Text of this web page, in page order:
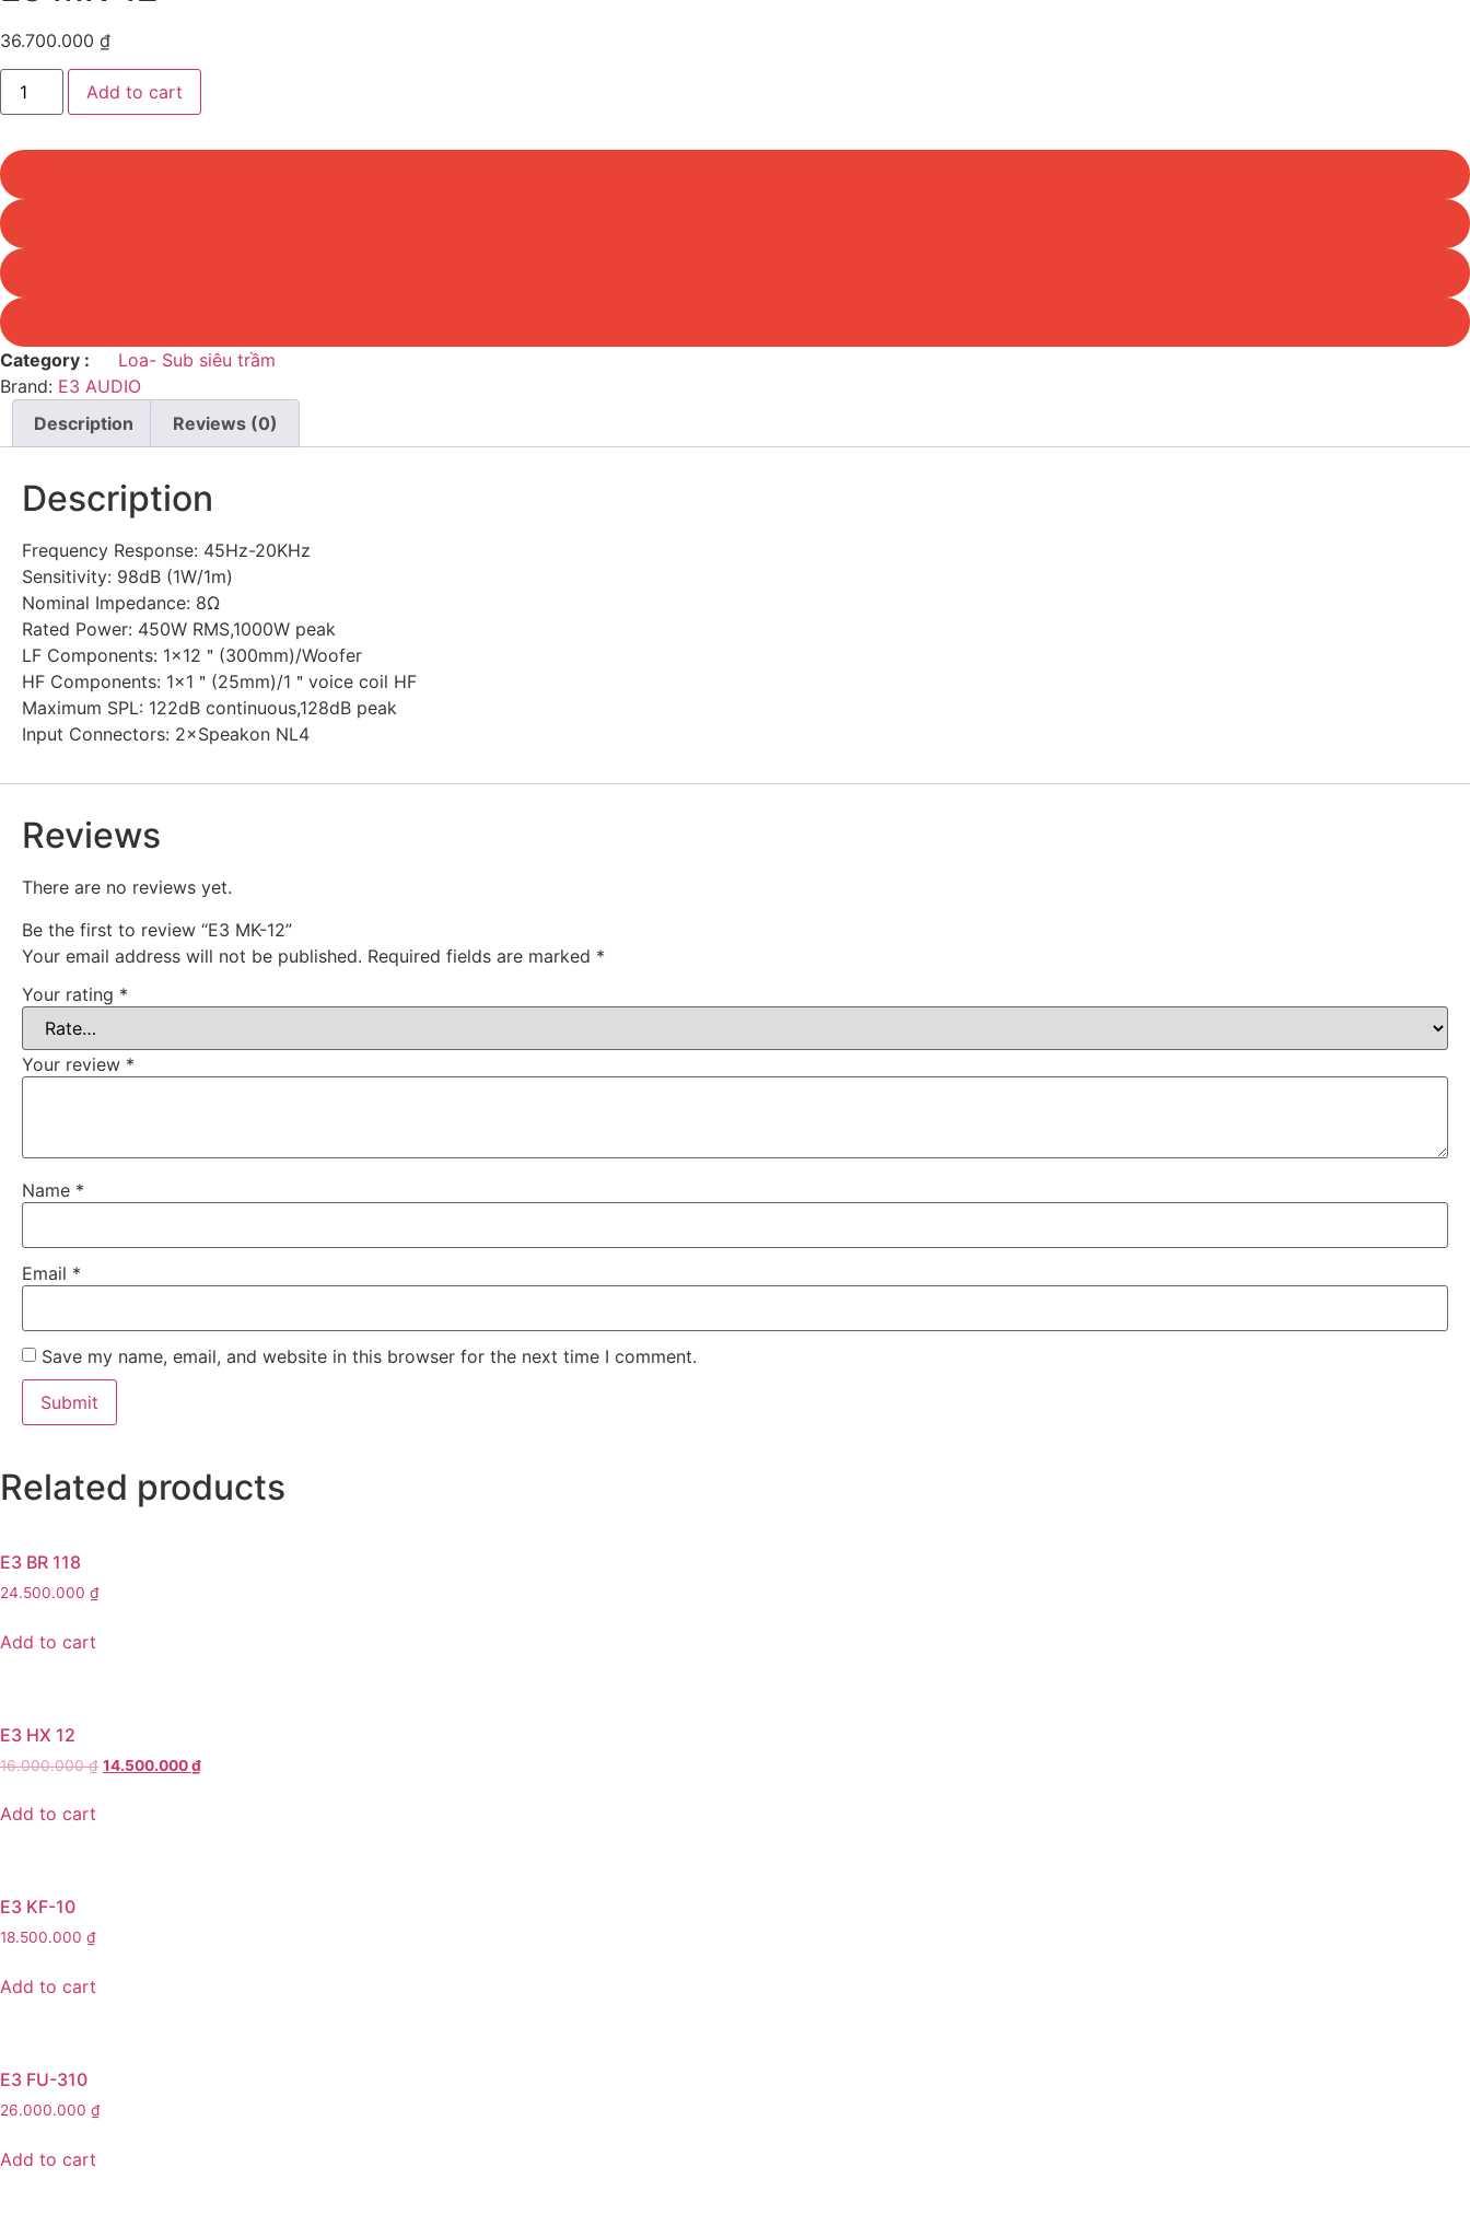
36.700.000 ₫
E3
MK-
12
Add to cart
Category :
Loa- Sub siêu trầm
Brand: E3 AUDIO
Description
Reviews (0)
Description
Frequency Response: 45Hz-20KHz
Sensitivity: 98dB (1W/1m)
Nominal Impedance: 8Ω
Rated Power: 450W RMS,1000W peak
LF Components: 1×12＂(300mm)/Woofer
HF Components: 1×1＂(25mm)/1＂voice coil HF
Maximum SPL: 122dB continuous,128dB peak
Input Connectors: 2×Speakon NL4
Reviews
There are no reviews yet.
Be the first to review “E3 MK-12”
Your email address will not be published. Required fields are marked *
Your rating *
Your review *
Name *
Email *
Save my name, email, and website in this browser for the next time I comment.
Related products
E3 BR 118
24.500.000 ₫
Add to cart
E3 HX 12
16.000.000₫ Original
14.500.000₫Current
Add to cart
E3 KF-10
18.500.000 ₫
Add to cart
E3 FU-310
26.000.000 ₫
Add to cart